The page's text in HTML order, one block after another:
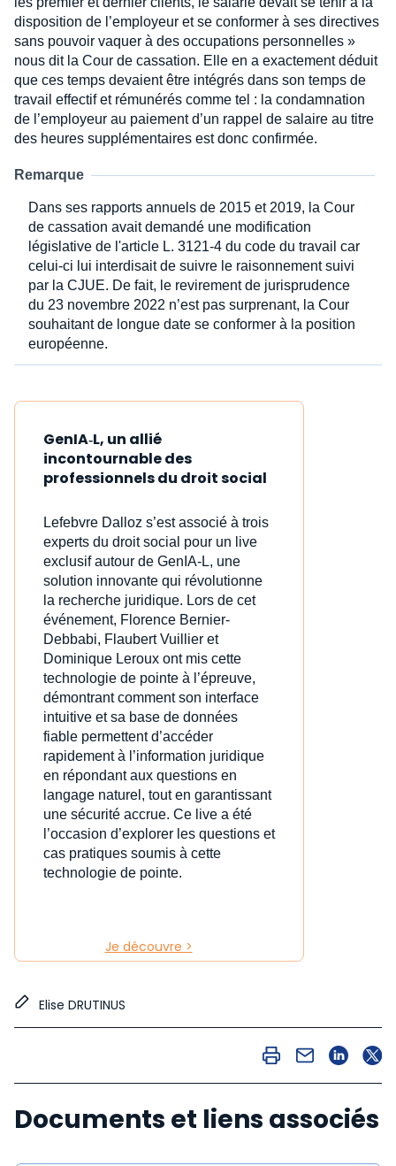
disposition de l’employeur et se conformer à ses directives
sans pouvoir vaquer à des occupations personnelles »
nous dit la Cour de cassation. Elle en a exactement déduit
que ces temps devaient être intégrés dans son temps de
travail effectif et rémunérés comme tel : la condamnation
de l’employeur au paiement d’un rappel de salaire au titre
des heures supplémentaires est donc confirmée.
Remarque
Dans ses rapports annuels de 2015 et 2019, la Cour
de cassation avait demandé une modification
législative de l'article L. 3121-4 du code du travail car
celui-ci lui interdisait de suivre le raisonnement suivi
par la CJUE. De fait, le revirement de jurisprudence
du 23 novembre 2022 n’est pas surprenant, la Cour
souhaitant de longue date se conformer à la position
européenne.
GenIA‑L, un allié
incontournable des
professionnels du droit social
Lefebvre Dalloz s’est associé à trois
experts du droit social pour un live
exclusif autour de GenIA‑L, une
solution innovante qui révolutionne
la recherche juridique. Lors de cet
événement, Florence Bernier-
Debbabi, Flaubert Vuillier et
Dominique Leroux ont mis cette
technologie de pointe à l’épreuve,
démontrant comment son interface
intuitive et sa base de données
fiable permettent d’accéder
rapidement à l’information juridique
en répondant aux questions en
langage naturel, tout en garantissant
une sécurité accrue. Ce live a été
l’occasion d’explorer les questions et
cas pratiques soumis à cette
technologie de pointe.
Je découvre >
Elise DRUTINUS
Documents et liens associés